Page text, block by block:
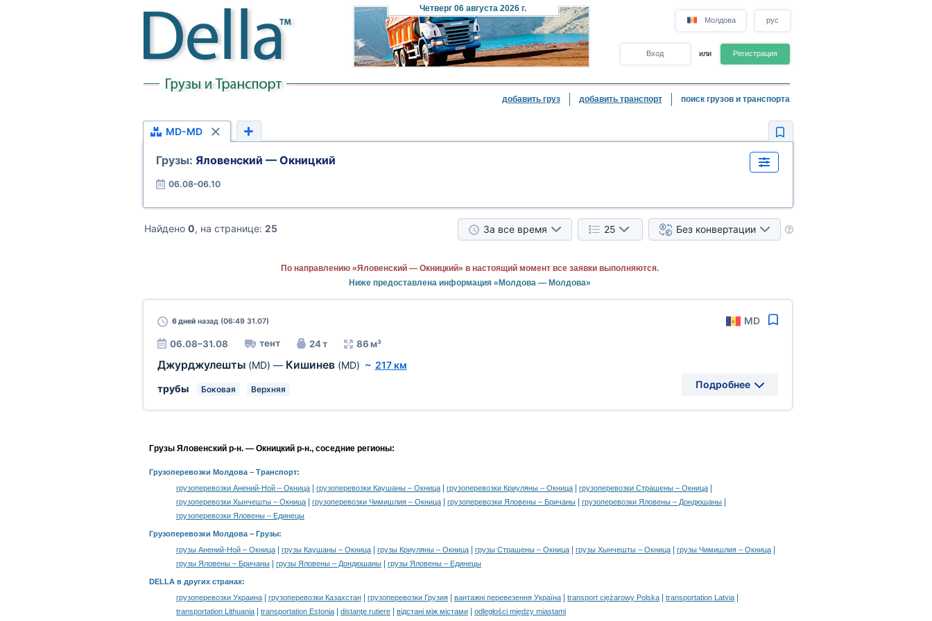
Четверг 06 августа 2026 г.
Молдова рус
Вход или Регистрация
добавить груз добавить транспорт поиск грузов и транспорта
MD-MD
Грузы: Яловенский — Окницкий
06.08–06.10
Найдено 0, на странице: 25 За все время 25 Без конвертации
По направлению «Яловенский — Окницкий» в настоящий момент все заявки выполняются.
Ниже предоставлена информация «Молдова — Молдова»
6 днейназад (06:49 31.07) MD
06.08–31.08 тент 24 т 86 м³
Джурджулешты (MD) — Кишинев (MD) ~ 217 км
трубы
Боковая Верхняя Подробнее
Грузы Яловенский р-н. — Окницкий р-н., соседние регионы:
Грузоперевозки Молдова – Транспорт:
грузоперевозки Анений-Ной – Окница
грузоперевозки Каушаны – Окница грузоперевозки Криуляны – Окница грузоперевозки Страшены – Окница
грузоперевозки Хынчешты – Окница грузоперевозки Чимишлия – Окница грузоперевозки Яловены – Бричаны грузоперевозки Яловены – Дондюшаны
грузоперевозки Яловены – Единецы
Грузоперевозки Молдова – Грузы:
грузы Анений-Ной – Окница
грузы Каушаны – Окница грузы Криуляны – Окница грузы Страшены – Окница грузы Хынчешты – Окница грузы Чимишлия – Окница
грузы Яловены – Бричаны грузы Яловены – Дондюшаны грузы Яловены – Единецы
DELLA в других странах:
грузоперевозки Украина
грузоперевозки Казахстан грузоперевозки Грузия вантажні перевезення Україна transport ciężarowy Polska transportation Latvia
transportation Lithuania transportation Estonia distanţe rutiere відстані між містами odległości między miastami